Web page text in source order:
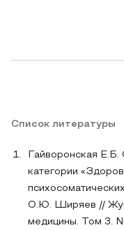
Список литературы
Гайворонская
категории
О.Ю. Ширяев //
медицины. Том 3.